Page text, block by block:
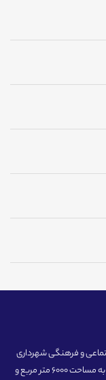
و فرهنگی شهرداری
منطقه یک تهران، در شمال تهران در سال 1379 در زمینی به مساحت 6000 متر مربع و